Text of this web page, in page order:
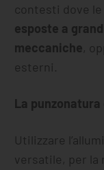
contesti dove
esposte a
meccaniche,
esterni.
La punzonatura
Utilizzare
versatile, per la